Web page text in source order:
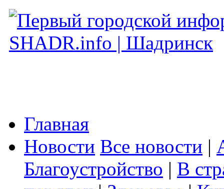
Главная
Новости Все новости |
Благоустройство | В